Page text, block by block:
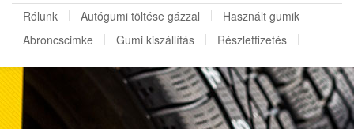
REGISZTRÁCIÓ
Rólunk
Autógumi töltése gázzal
Használt gumik
Abroncscimke
Gumi kiszállítás Részletfizetés